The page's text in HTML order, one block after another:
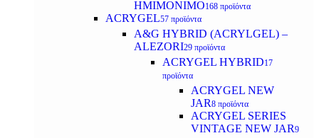
ΗΜΙΜΟΝΙΜΟ168 προϊόντα
ACRYGEL57 προϊόντα
A&G HYBRID (ACRYLGEL) –
ALEZORI29 προϊόντα
ACRYGEL HYBRID17
προϊόντα
ACRYGEL NEW
JAR8 προϊόντα
ACRYGEL SERIES
VINTAGE NEW JAR9